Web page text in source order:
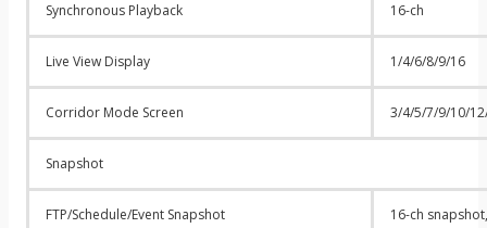
Synchronous Playback 16-ch
Live View Display 1/4/6/8/9/16
Corridor Mode Screen 3/4/5/7/9/10/
Snapshot
FTP/Schedule/Event Snapshot 16-ch